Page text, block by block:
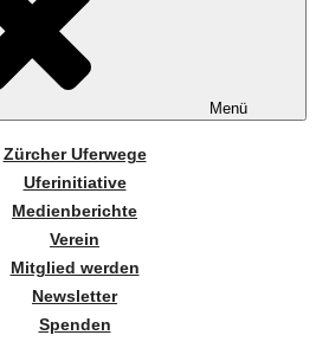
Menü
Zürcher Uferwege
Uferinitiative
Medienberichte
Verein
Mitglied werden
Newsletter
Spenden